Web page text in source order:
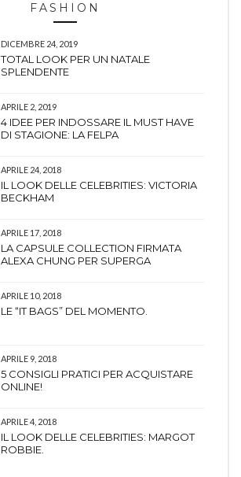
FASHION
DICEMBRE 24, 2019
TOTAL LOOK PER UN NATALE
SPLENDENTE
APRILE 2, 2019
4 IDEE PER INDOSSARE IL MUST HAVE
DI STAGIONE: LA FELPA
APRILE 24, 2018
IL LOOK DELLE CELEBRITIES: VICTORIA
BECKHAM
APRILE 17, 2018
LA CAPSULE COLLECTION FIRMATA
ALEXA CHUNG PER SUPERGA
APRILE 10, 2018
LE “IT BAGS” DEL MOMENTO.
APRILE 9, 2018
5 CONSIGLI PRATICI PER ACQUISTARE
ONLINE!
APRILE 4, 2018
IL LOOK DELLE CELEBRITIES: MARGOT
ROBBIE.